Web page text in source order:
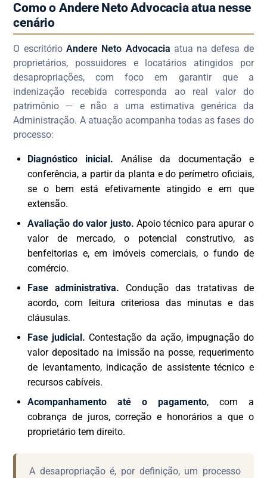
Como o Andere Neto Advocacia atua nesse
cenário
O escritório Andere Neto Advocacia atua na defesa de
proprietários, possuidores e locatários atingidos por
desapropriações, com foco em garantir que a
indenização recebida corresponda ao real valor do
patrimônio — e não a uma estimativa genérica da
Administração. A atuação acompanha todas as fases do
processo:
Diagnóstico inicial. Análise da documentação e
conferência, a partir da planta e do perímetro oficiais,
se o bem está efetivamente atingido e em que
extensão.
Avaliação do valor justo. Apoio técnico para apurar o
valor de mercado, o potencial construtivo, as
benfeitorias e, em imóveis comerciais, o fundo de
comércio.
Fase administrativa. Condução das tratativas de
acordo, com leitura criteriosa das minutas e das
cláusulas.
Fase judicial. Contestação da ação, impugnação do
valor depositado na imissão na posse, requerimento
de levantamento, indicação de assistente técnico e
recursos cabíveis.
Acompanhamento até o pagamento, com a
cobrança de juros, correção e honorários a que o
proprietário tem direito.
A desapropriação é, por definição, um processo